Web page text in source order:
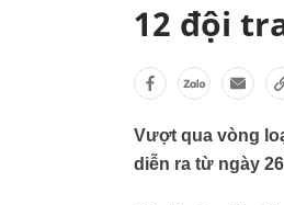
12 đội
Vượt qua vòng
diễn ra từ ngày